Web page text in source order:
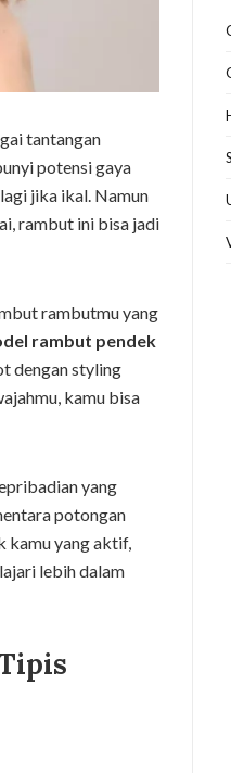
tantangan
potensi gaya
jika ikal. Namun
rambut ini bisa jadi
rambutmu yang
rambut pendek
dengan styling
kamu bisa
yang
potongan
kamu yang aktif,
lebih dalam